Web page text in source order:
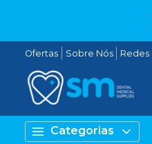
Ofertas Sobre Nós Redes
Categorias